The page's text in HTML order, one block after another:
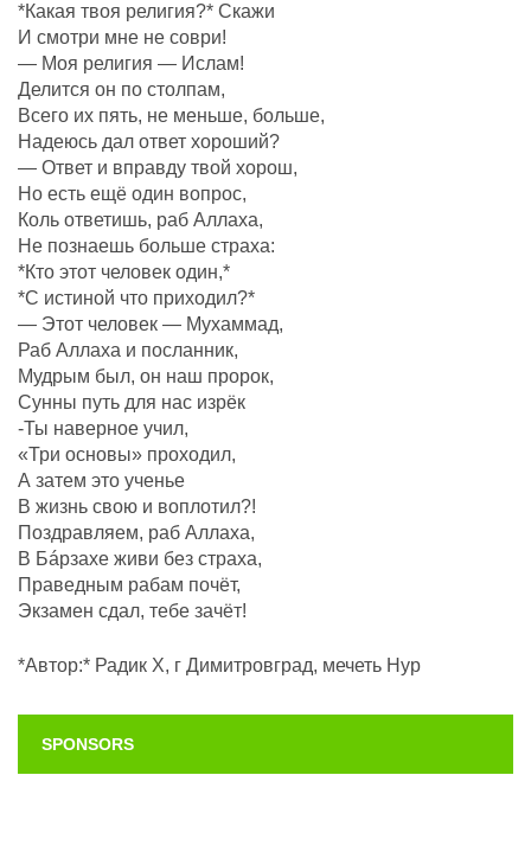
*Какая твоя религия?* Скажи
И смотри мне не соври!
— Моя религия — Ислам!
Делится он по столпам,
Всего их пять, не меньше, больше,
Надеюсь дал ответ хороший?
— Ответ и вправду твой хорош,
Но есть ещё один вопрос,
Коль ответишь, раб Аллаха,
Не познаешь больше страха:
*Кто этот человек один,*
*С истиной что приходил?*
— Этот человек — Мухаммад,
Раб Аллаха и посланник,
Мудрым был, он наш пророк,
Сунны путь для нас изрёк
-Ты наверное учил,
«Три основы» проходил,
А затем это ученье
В жизнь свою и воплотил?!
Поздравляем, раб Аллаха,
В Бáрзахе живи без страха,
Праведным рабам почëт,
Экзамен сдал, тебе зачёт!
*Автор:* Радик Х, г Димитровград, мечеть Нур
SPONSORS